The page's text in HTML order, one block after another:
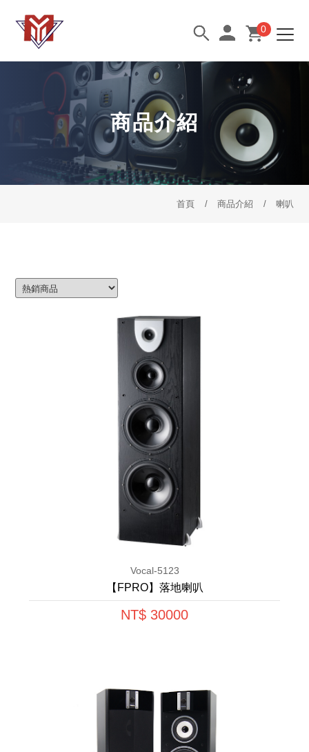
0
商品介紹
首頁 商品介紹 喇叭
Vocal-5123
【FPRO】落地喇叭
NT$ 30000